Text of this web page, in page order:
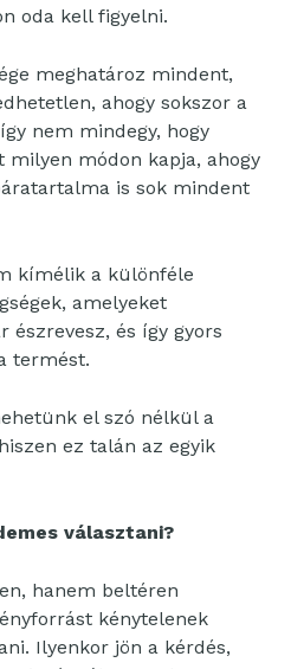
oda kell figyelni.
meghatároz mindent,
ahogy sokszor a
nem mindegy, hogy
milyen módon kapja, ahogy
is sok mindent
kímélik a különféle
amelyeket
észrevesz, és így gyors
termést.
el szó nélkül a
ez talán az egyik
választani?
hanem beltéren
kénytelenek
Ilyenkor jön a kérdés,